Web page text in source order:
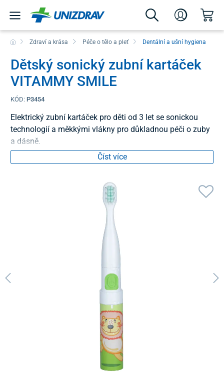
Zdraví a krása Péče o tělo a pleť Dentální a ušní hygiena
Dětský sonický zubní kartáček
VITAMMY SMILE
KÓD: P3454
Elektrický zubní kartáček pro děti od 3 let se sonickou
technologií a měkkými vlákny pro důkladnou péči o zuby
a dásně.
Číst více